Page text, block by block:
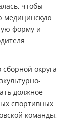
чтобы
медицинскую
форму и
округа
должное
спортивных
команды,